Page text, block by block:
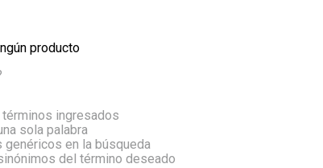
producto
ingresados
sola palabra
en la búsqueda
del término deseado